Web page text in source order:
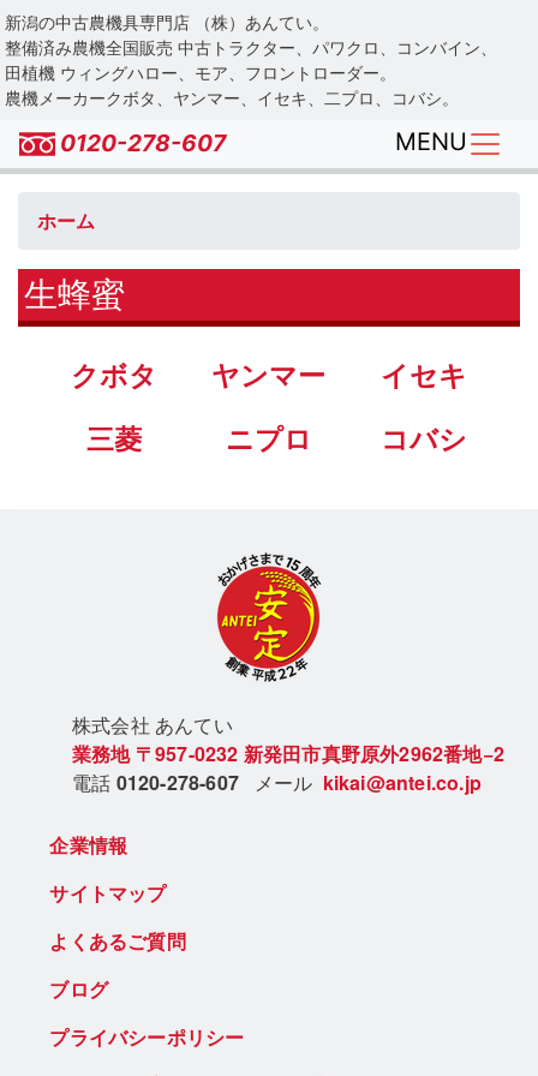
Skip
to
main
content
新潟の中古農機具専門店 （株）あんてい。
整備済み農機全国販売 中古トラクター、パワクロ、コンバイン、
田植機 ウィングハロー、モア、フロントローダー。
農機メーカークボタ、ヤンマー、イセキ、二プロ、コバシ。
0120-278-607 MENU
ホーム
生蜂蜜
クボタ ヤンマー
イセキ
三菱
ニプロ コバシ
株式会社 あんてい
業務地 〒957-0232 新発田市真野原外2962番地−2
電話 0120-278-607 メール kikai@antei.co.jp
企業情報
サイトマップ
よくあるご質問
ブログ
プライバシーポリシー